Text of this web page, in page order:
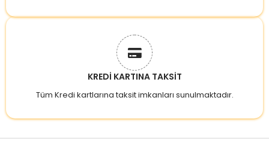
KREDİ KARTINA TAKSİT
Tüm Kredi kartlarına taksit imkanları sunulmaktadır.